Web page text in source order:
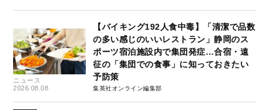
ニュース
2026.08.08
【バイキング192人食中毒】「清潔で品数
の多い感じのいいレストラン」静岡のス
ポーツ宿泊施設内で集団発症…合宿・遠
征の「集団での食事」に知っておきたい
予防策
集英社オンライン編集部